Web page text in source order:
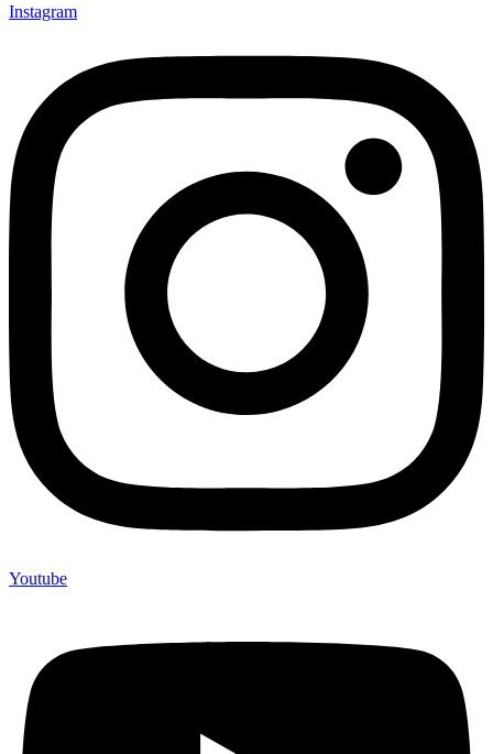
Instagram
Youtube